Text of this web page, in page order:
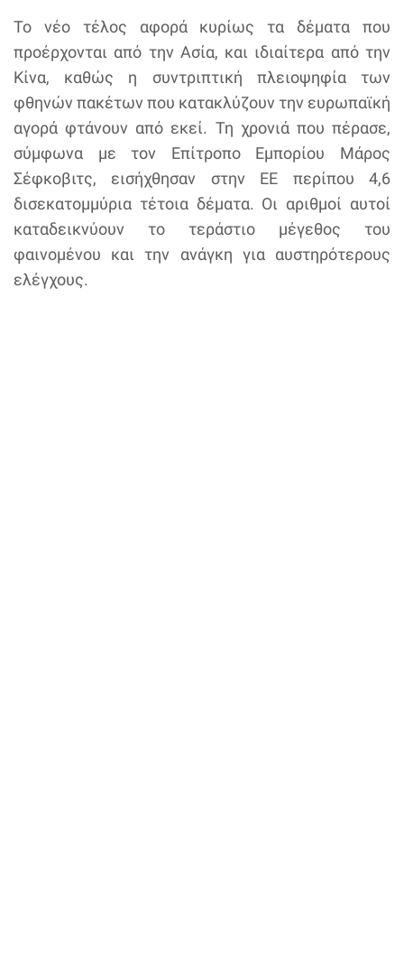
Το νέο τέλος αφορά κυρίως τα δέματα που
προέρχονται από την Ασία, και ιδιαίτερα από την
Κίνα, καθώς η συντριπτική πλειοψηφία των
φθηνών πακέτων που κατακλύζουν την ευρωπαϊκή
αγορά φτάνουν από εκεί. Τη χρονιά που πέρασε,
σύμφωνα με τον Επίτροπο Εμπορίου Μάρος
Σέφκοβιτς, εισήχθησαν στην ΕΕ περίπου 4,6
δισεκατομμύρια τέτοια δέματα. Οι αριθμοί αυτοί
καταδεικνύουν το τεράστιο μέγεθος του
φαινομένου και την ανάγκη για αυστηρότερους
ελέγχους.